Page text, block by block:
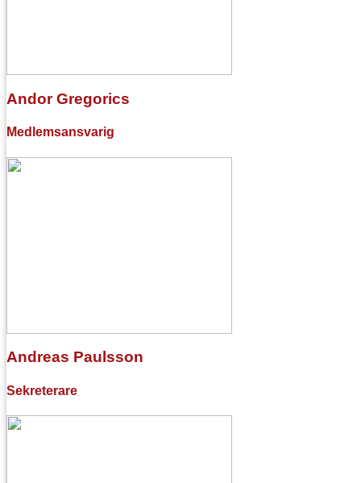
Andor Gregorics
Medlemsansvarig
Andreas Paulsson
Sekreterare